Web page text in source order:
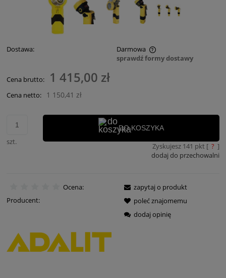
Dostawa:
Darmowa
Cena nie zawiera ewentualnych kosztów płatności
sprawdź formy dostawy
Cena brutto: 1 415,00 zł
Cena netto: 1 150,41 zł
szt.
DO KOSZYKA
Zyskujesz 141 pkt [ ? ]
dodaj do przechowalni
Ocena:
Producent:
zapytaj o produkt
poleć znajomemu
dodaj opinię